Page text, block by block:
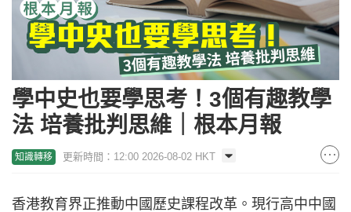
學中史也要學思考！3個有趣教學
法 培養批判思維｜根本月報
知識轉移 更新時間：12:00 2026-08-02 HKT
香港教育界正推動中國歷史課程改革。現行高中中國